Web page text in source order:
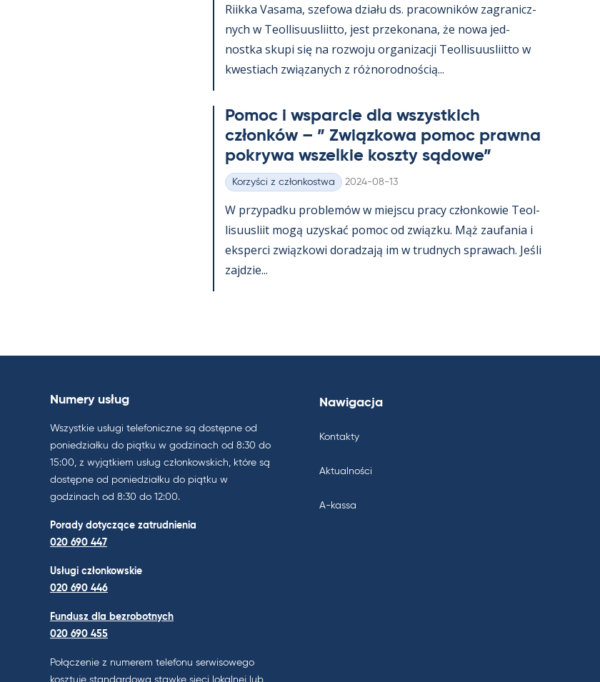
Riikka Va­sama, sze­fowa działu ds. pracow­ników za­gra­nicz­
nych w Teol­li­suus­liitto, jest prze­ko­nana, że nowa jed­
nostka skupi się na rozwoju or­ga­nizacji Teol­li­suus­liitto w
kwes­tiach związa­nych z róż­no­rod­nością...
Po­moc i ws­parcie dla wszyst­kich
członków – ” Związ­kowa po­moc prawna
pok­rywa wszel­kie koszty są­dowe”
Kategorie
Korzyści z członkostwa Kirjoitettu
2024-08-13
W przy­padku problemów w miejscu pracy człon­kowie Teol­
li­suus­liit mogą uzys­kać po­moc od związku. Mąż zau­fa­nia i
eks­perci związ­kowi do­radzają im w trud­nych sprawach. Jeśli
zajdzie...
Numery usług
Wszystkie usługi telefoniczne są dostępne od
poniedziałku do piątku w godzinach od 8:30 do
15:00, z wyjątkiem usług członkowskich, które są
dostępne od poniedziałku do piątku w
godzinach od 8:30 do 12:00.
Porady dotyczące zatrudnienia
020 690 447
Usługi członkowskie
020 690 446
Fundusz dla bezrobotnych
020 690 455
Połączenie z numerem telefonu serwisowego
kosztuje standardową stawkę sieci lokalnej lub
Nawigacja
Kontakty
Aktualności
A-kassa